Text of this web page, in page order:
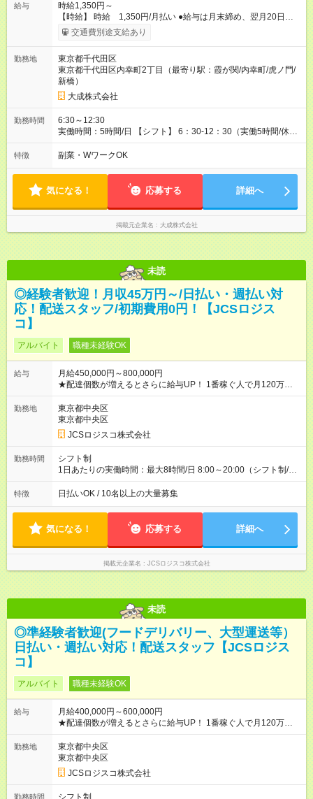
給与
時給1,350円～
【時給】 時給 1,350円/月払い ●給与は月末締め、翌月20日の
支払。 ●通勤手当は1ヶ月ごとに勤務日数に応じて実費精算。 ●
一番安いルートでの計算となります。 ※Ｗワークの方は、他社
象となります。 【試用期間】試用期間あり 試用期間の長さ：3
ヶ月 雇用形態、給与は本採用時と同じです。
交通費別途支給あり
勤務地
東京都千代田区
東京都千代田区内幸町2丁目（最寄り駅：霞が関/内幸町/虎ノ門/
新橋）
大成株式会社
勤務時間
6:30～12:30
実働時間：5時間/日 【シフト】 6：30-12：30（実働5時間/休憩
1時間） 勤務日：月曜日～金曜日 （週5日出勤）
特徴 副業・WワークOK
気になる！ 応募する 詳細へ
掲載元企業名 大成株式会社
未読
◎経験者歓迎！月収45万円～/日払い・週払い対
応！配送スタッフ/初期費用0円！【JCSロジス
コ】
アルバイト 職種未経験OK
給与
月給450,000円～800,000円
★配達個数が増えるとさらに給与UP！ 1番稼ぐ人で月120万ほ
ど！ ・主要都市エリア 月収55万円／週5日稼働 月収65万~112
万円／週6日稼働 ・地方郊外エリア 月収40万円／週5日稼働 月
収40万円~50万円／週6日稼働 ＜モデルイメージ＞ ■月収50万
円 (27歳男性/江東区在住)※元建築関係 1日150個配達×25日勤務
(日休み) ■月収80万円(43歳男性/墨田区在住)※元営業 1日200個
勤務地
東京都中央区
東京都中央区
JCSロジスコ株式会社
勤務時間
シフト制
1日あたりの実働時間：最大8時間/日 8:00～20:00（シフト制/実
働8時間） ※週5日勤務（場所次第では週4も有り） ※配達状況に
よって時間外での勤務可能性有り ※案件により多少の前後あり
特徴 日払いOK / 10名以上の大量募集
気になる！ 応募する 詳細へ
掲載元企業名 JCSロジスコ株式会社
未読
◎準経験者歓迎(フードデリバリー、大型運送等）
日払い・週払い対応！配送スタッフ【JCSロジス
コ】
アルバイト 職種未経験OK
給与
月給400,000円～600,000円
★配達個数が増えるとさらに給与UP！ 1番稼ぐ人で月120万ほ
ど！ ・主要都市エリア 月収55万円／週5日稼働 月収65万~112
万円／週6日稼働 ・地方郊外エリア 月収40万円／週5日稼働 月
収40万円~50万円／週6日稼働 ＜モデルイメージ＞ ■月収50万
円 (27歳男性/江東区在住)※元建築関係 1日150個配達×25日勤務
(日休み) ■月収80万円(43歳男性/墨田区在住)※元営業 1日200個
勤務地
東京都中央区
東京都中央区
JCSロジスコ株式会社
勤務時間 シフト制